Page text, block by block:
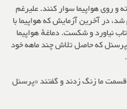
روی هواپیما سوار کنند. علیرغم
در آخرین آزمایش که هواپیما با
نیاورد و شکست. دماغهٔ هواپیما
که حاصل تلاش چند ماهه خود
ما زنگ زدند و گفتند «پرسنل